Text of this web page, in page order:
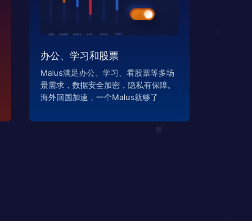
办公、学习和股票
Malus满足办公、学习、看股票等多场
景需求，数据安全加密，隐私有保障。
海外回国加速，一个Malus就够了